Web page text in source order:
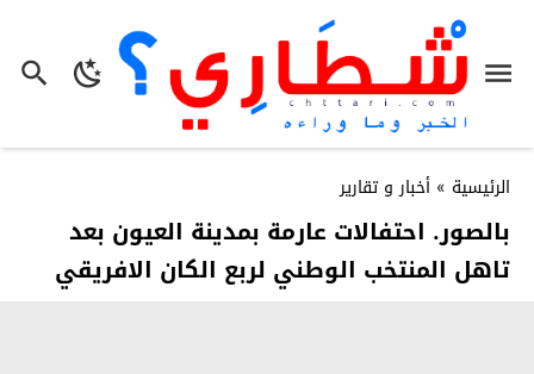
الرئيسية » أخبار و تقارير
بالصور. احتفالات عارمة بمدينة العيون بعد
تاهل المنتخب الوطني لربع الكان الافريقي